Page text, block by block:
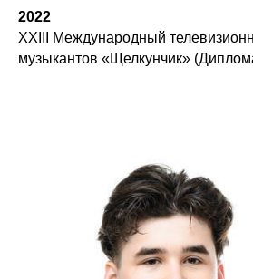
2022
XXIII Международный
музыкантов «Щелкунчик»